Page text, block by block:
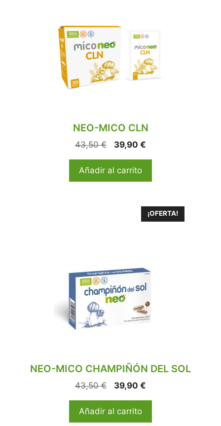
NEO-MICO CLN
43,50€ 39,90 €
Añadir al carrito
¡OFERTA!
NEO-MICO CHAMPIÑÓN DEL SOL
43,50€ 39,90 €
Añadir al carrito